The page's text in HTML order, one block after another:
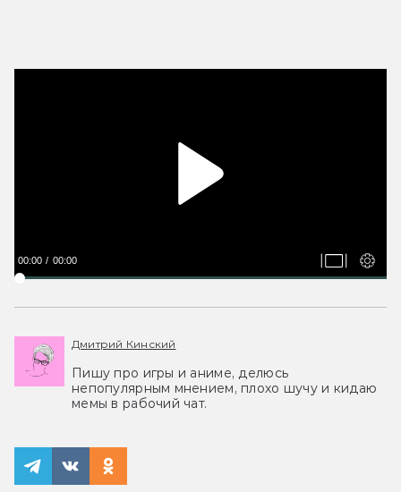
00:00 00:00
Дмитрий Кинский
Пишу про игры и аниме, делюсь
непопулярным мнением, плохо шучу и кидаю
мемы в рабочий чат.